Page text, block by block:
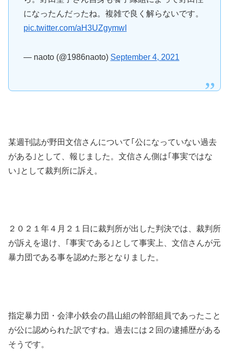
になったんだったね。複雑で良く解らないです。
pic.twitter.com/aH3UZgymwI
— naoto (@1986naoto) September 4, 2021
某週刊誌が野田文信さんについて｢公になっていない過去
がある｣として、報じました。文信さん側は｢事実ではな
い｣として裁判所に訴え。
２０２１年４月２１日に裁判所が出した判決では、裁判所
が訴えを退け、｢事実である｣として事実上、文信さんが元
暴力団である事を認めた形となりました。
指定暴力団・会津小鉄会の昌山組の幹部組員であったこと
が公に認められた訳ですね。過去には２回の逮捕歴がある
そうです。